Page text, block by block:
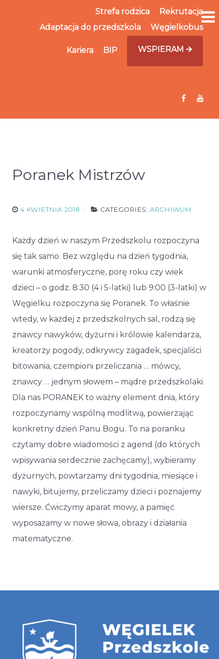
Strefa rodzica
Rekrutacja
Adaptacja do przedszkola
Węgielkobus
Kariera BIP WSPIERAM 🡪
Poranek Mistrzów
4 KWIETNIA 2018 CATEGORIES: ARCHIWUM
Każdy dzień w naszym Przedszkolu rozpoczyna
się tak samo. Bez względu na dzień tygodnia,
warunki atmosferyczne, porę roku czy wiek
dzieci – o godz. 8:30 (4 i 5-latki) lub 9:00 (3-latki) w
Węgielku rozpoczyna się Poranek. To właśnie
wtedy, w każdej z przedszkolnych sal, rodzą się
znawcy nawyków, dyżurni i królowie kalendarza,
kreatorzy pogody, odkrywcy zagadek, specjaliści
bitowania, czempioni przeliczania … mówcy,
znawcy … jednym słowem – mądre przedszkolaki.
Dla nas PORANEK to ważny element dnia, który
rozpoczynamy wspólną modlitwą, powierzając
konkretny dzień Panu Bogu. To na poranku
czytamy dobre wiadomości z agend (do których
wpisywania serdecznie zachęcamy), wybieramy
dyżurnych, powtarzamy dni tygodnia, miesiące i
nawyki, bitujemy, przeliczamy dzieci i poznajemy
wiersze. Ćwiczymy aparat mowy, a pamięć
wyposażamy w nowe słowa, obrazy i działania
matematyczne.